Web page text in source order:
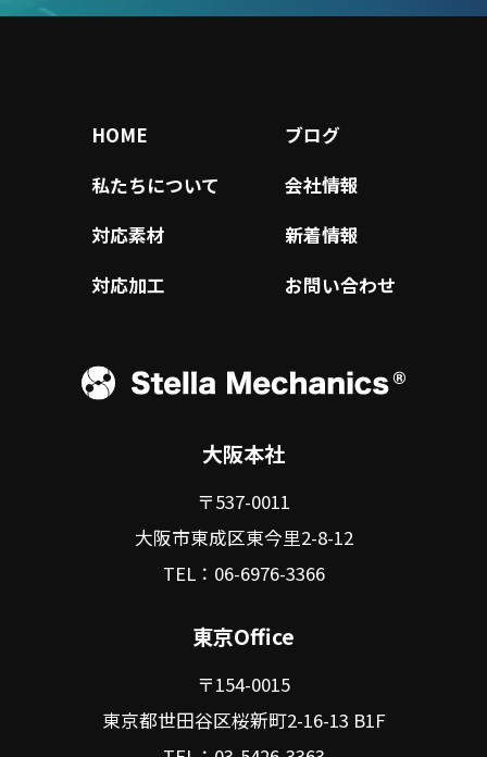
大阪本社
〒537-0011
大阪市東成区東今里2-8-12
TEL：06-6976-3366
東京Office
〒154-0015
東京都世田谷区桜新町2-16-13 B1F
HOME
私たちについて
対応素材
対応加工
ブログ
会社情報
新着情報
お問い合わせ